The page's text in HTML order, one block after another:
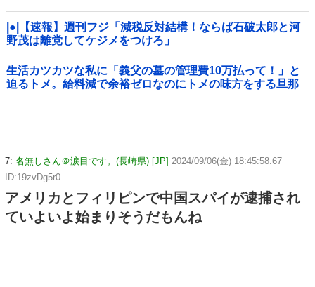
|●|【速報】週刊フジ「減税反対結構！ならば石破太郎と河
野茂は離党してケジメをつけろ」
生活カツカツな私に「義父の墓の管理費10万払って！」と
迫るトメ。給料減で余裕ゼロなのにトメの味方をする旦那
にブチギレ寸前←自分で管理できないなら墓じまいしてく
7: 名無しさん＠涙目です。(長崎県) [JP] 2024/09/06(金) 18:45:58.67
ID:19zvDg5r0
アメリカとフィリピンで中国スパイが逮捕され
ていよいよ始まりそうだもんね